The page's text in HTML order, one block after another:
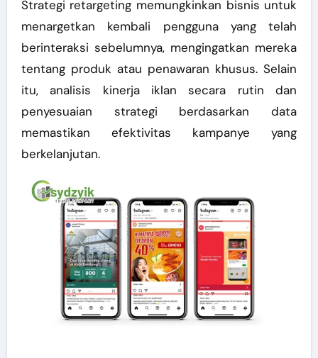
Strategi retargeting memungkinkan bisnis untuk
menargetkan kembali pengguna yang telah
berinteraksi sebelumnya, mengingatkan mereka
tentang produk atau penawaran khusus. Selain
itu, analisis kinerja iklan secara rutin dan
penyesuaian strategi berdasarkan data
memastikan efektivitas kampanye yang
berkelanjutan.